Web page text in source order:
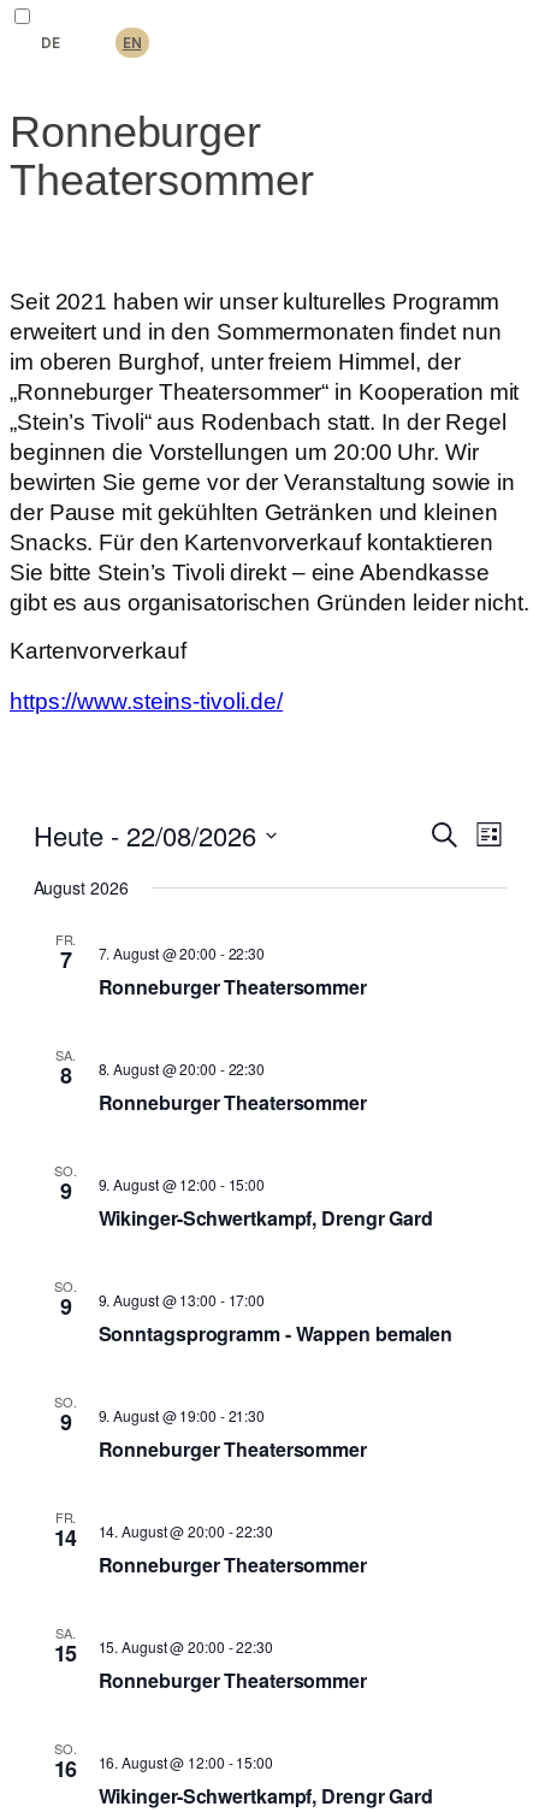
DE EN
Ronneburger
Theatersommer
Seit 2021 haben wir unser kulturelles Programm
erweitert und in den Sommermonaten findet nun
im oberen Burghof, unter freiem Himmel, der
„Ronneburger Theatersommer“ in Kooperation mit
„Stein’s Tivoli“ aus Rodenbach statt. In der Regel
beginnen die Vorstellungen um 20:00 Uhr. Wir
bewirten Sie gerne vor der Veranstaltung sowie in
der Pause mit gekühlten Getränken und kleinen
Snacks. Für den Kartenvorverkauf kontaktieren
Sie bitte Stein’s Tivoli direkt – eine Abendkasse
gibt es aus organisatorischen Gründen leider nicht.
Kartenvorverkauf
https://www.steins-tivoli.de/
Suche
Liste
Heute - 22/08/2026
wählen.
August 2026
FR.
7 7. August @ 20:00 -22:30
Ronneburger Theatersommer
SA.
8 8. August @ 20:00 -22:30
Ronneburger Theatersommer
SO.
9 9. August @ 12:00 - 15:00
Wikinger-Schwertkampf, Drengr Gard
SO.
9 9. August @ 13:00 - 17:00
Sonntagsprogramm - Wappen bemalen
SO.
9 9. August @ 19:00 -21:30
Ronneburger Theatersommer
FR.
14 14. August @ 20:00 -22:30
Ronneburger Theatersommer
SA.
15 15. August @ 20:00 -22:30
Ronneburger Theatersommer
SO.
16 16. August @ 12:00 -15:00
Wikinger-Schwertkampf, Drengr Gard